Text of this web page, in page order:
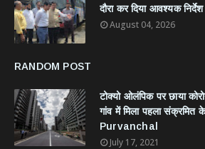
दौरा कर दिया आवश्यक निर्देश
August 04, 2026
RANDOM POST
टोक्यो ओलंपिक पर छाया
गांव में मिला पहला
Purvanchal
July 17, 2021